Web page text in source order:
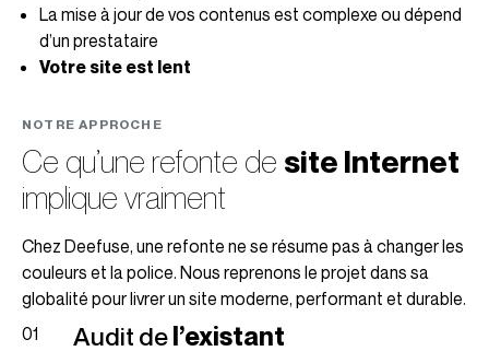
La mise à jour de vos contenus est complexe ou dépend
d’un prestataire
Votre site est lent
NOTRE APPROCHE
Ce qu’une refonte de site Internet
implique vraiment
Chez Deefuse, une refonte ne se résume pas à changer les
couleurs et la police. Nous reprenons le projet dans sa
globalité pour livrer un site moderne, performant et durable.
Audit del’existant